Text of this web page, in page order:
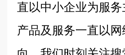
直以中小企业为服
产品及服务一直以